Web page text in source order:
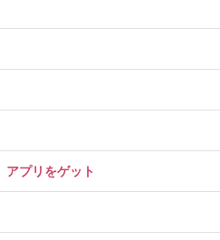
プリをゲット